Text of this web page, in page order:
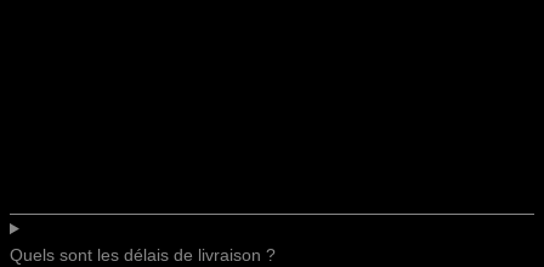
Quels sont les délais de livraison ?